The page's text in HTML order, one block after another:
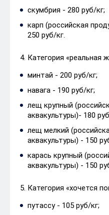
скумбрия - 280 руб/кг;
карп (российская
250 руб/кг.
4. Категория «реальная
минтай - 200 руб/кг;
навага - 190 руб/кг;
лещ крупный
аквакультуры)- 180
лещ мелкий
аквакультуры) - 150
карась крупный
аквакультуры) - 150
5. Категория «хочется
путассу - 105 руб/кг;